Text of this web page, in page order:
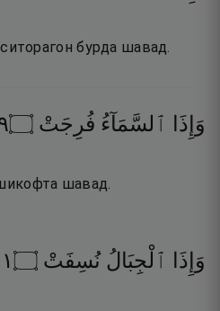
бурда шавад.
وَإِذَا ٱلسَّمَآءُ فُرِجَتْ ۝
шавад.
وَإِذَا ٱلْجِبَالُ نُسِفَتْ ۝